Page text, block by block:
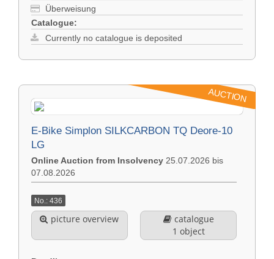
Überweisung
Catalogue:
Currently no catalogue is deposited
AUCTION
E-Bike Simplon SILKCARBON TQ Deore-10
LG
Online Auction from Insolvency 25.07.2026 bis
07.08.2026
No.: 436
picture overview
catalogue
1 object